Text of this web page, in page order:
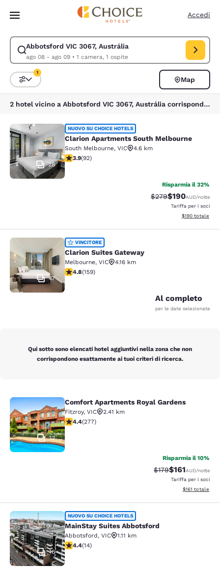
Vai A Contenuto Principale
Accedi
Abbotsford VIC 3067, Austrália
ago 08 - ago 09• 1 camera, 1 ospite
Modifica la ricerca per Abbotsford VIC 3067, Austrália. Data di
Ordina e filtra
1
Map
2 hotel vicino a Abbotsford VIC 3067, Austrália corrispondono ai tuoi filtri
Clarion Apartments South
28
NUOVO SU CHOICE HOTELS
Clarion Apartments South Melbourne
South Melbourne, VIC
4.6 km
Valutazione di 3.89 stelle. Buono. 92 recensioni
3.9(92)
Risparmia il 32%
Tariffa di barratura:
$279Tariffa
$190AUD/notte
Tariffa per i soci
Visualizza i
$190 totale
Clarion Suites Gateway
47
VINCITORE
Clarion Suites Gateway
Melbourne, VIC
4.16 km
Valutazione di 4.75 stelle. Eccezionale. 159 recensioni
4.8(159)
Al completo
per le date selezionate
Qui sotto sono elencati hotel aggiuntivi nella zona che non
corrispondono esattamente ai tuoi criteri di ricerca.
Comfort Apartments Royal Gardens
12
Comfort Apartments Royal Gardens
Fitzroy, VIC
2.41 km
Valutazione di 4.44 stelle. Ottimo. 277 recensioni
4.4(277)
Risparmia il 10%
Tariffa di barratura:
$179Tariffa
$161AUD/notte
Tariffa per i soci
Visualizza i
$161 totale
MainStay Suites Abbotsford
16
NUOVO SU CHOICE HOTELS
MainStay Suites Abbotsford
Abbotsford, VIC
1.11 km
Valutazione di 4.43 stelle. Ottimo. 14 recensioni
4.4(14)